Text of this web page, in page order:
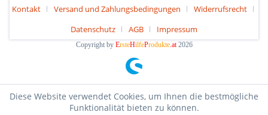
Kontakt
Versand und Zahlungsbedingungen
Widerrufsrecht
Datenschutz
AGB Impressum
Copyright by ErsteHilfeProdukte.at2026
Diese Website verwendet Cookies, um Ihnen die bestmögliche
Funktionalität bieten zu können.